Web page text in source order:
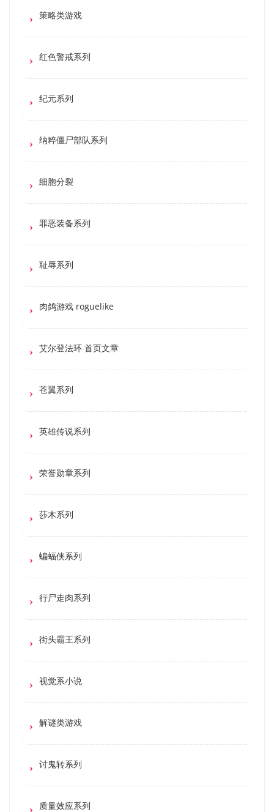
策略类游戏
红色警戒系列
纪元系列
纳粹僵尸部队系列
细胞分裂
罪恶装备系列
耻辱系列
肉鸽游戏 roguelike
艾尔登法环 首页文章
苍翼系列
英雄传说系列
荣誉勋章系列
莎木系列
蝙蝠侠系列
行尸走肉系列
街头霸王系列
视觉系小说
解谜类游戏
讨鬼转系列
质量效应系列